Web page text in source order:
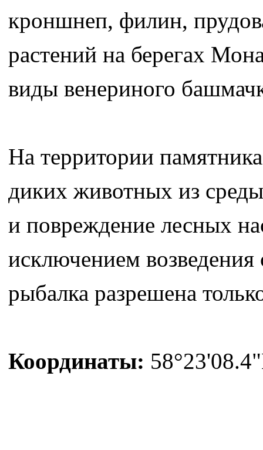
кроншнеп, филин,
растений на берегах
виды венериного
На территории
диких животных из
и повреждение лесных
исключением возведения
рыбалка разрешена
Координаты: